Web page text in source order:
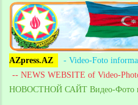
AZpress.AZ
- Video-Foto
-- NEWS WEBSITE of Video-
НОВОСТНОЙ САЙТ Видео-Фото